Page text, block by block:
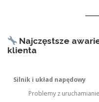
Najczęstsze
klienta
Silnik i układ napędowy
Problemy z